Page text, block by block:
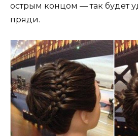
острым концом — так будет
пряди.